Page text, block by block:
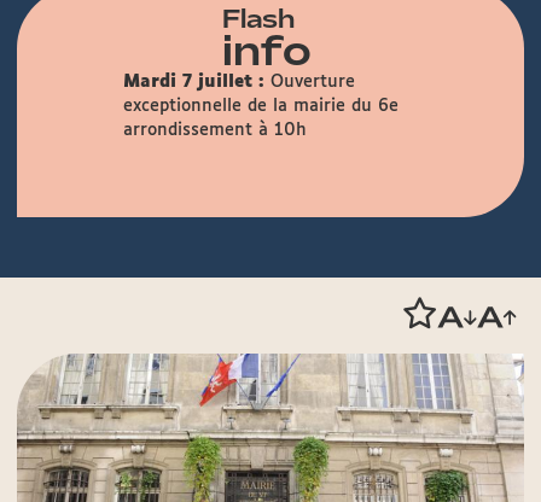
Flash
info
Mardi 7 juillet : Ouverture
exceptionnelle de la mairie du 6e
arrondissement à 10h